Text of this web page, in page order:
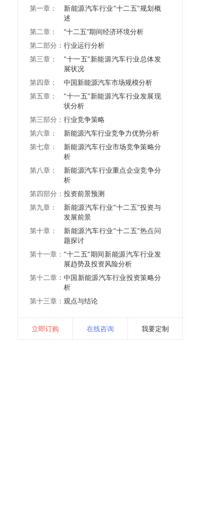
第一章：
新能源汽车行业“十二五”规划概
述
第二章：
“十二五”期间经济环境分析
第二部分： 行业运行分析
第三章：
“十一五”新能源汽车行业总体发
展状况
第四章：
中国新能源汽车市场规模分析
第五章：
“十一五”新能源汽车行业发展现
状分析
第三部分： 行业竞争策略
第六章：
新能源汽车行业竞争力优势分析
第七章：
新能源汽车行业市场竞争策略分
析
第八章：
新能源汽车行业重点企业竞争分
析
第四部分： 投资前景预测
第九章：
新能源汽车行业“十二五”投资与
发展前景
第十章：
新能源汽车行业“十二五”热点问
题探讨
第十一章： “十二五”期间新能源汽车行业发
展趋势及投资风险分析
第十二章： 中国新能源汽车行业投资策略分
析
第十三章： 观点与结论
立即订购 在线咨询 我要定制